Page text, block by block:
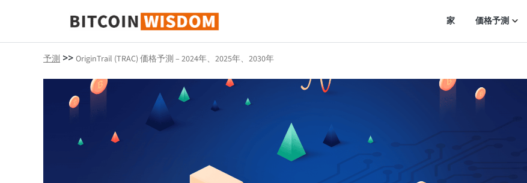
ビットコインの知恵
家 価格予測
予測 >> OriginTrail (TRAC) 価格予測 – 2024年、2025年、2030年